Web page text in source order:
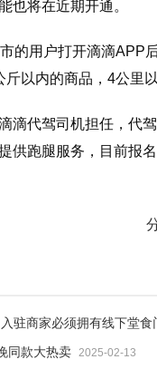
也将在近期开通。
的用户打开滴滴APP
以内的商品，4公里
滴代驾司机担任，代
供跑腿服务，目前报
驻商家必须拥有线下堂食
同款大热卖 2025-02-13